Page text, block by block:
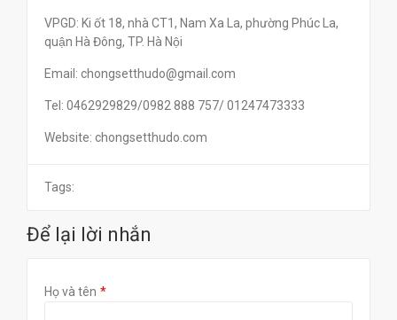
VPGD: Ki ốt 18, nhà CT1, Nam Xa La, phường Phúc La,
quận Hà Đông, TP. Hà Nội
Email: chongsetthudo@gmail.com
Tel: 0462929829/0982 888 757/ 01247473333
Website: chongsetthudo.com
Tags:
Để lại lời nhắn
Họ và tên